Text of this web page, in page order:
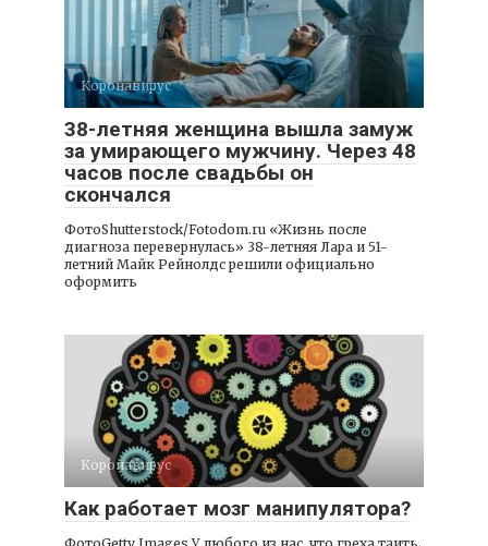
Коронавирус
38-летняя женщина вышла замуж
за умирающего мужчину. Через 48
часов после свадьбы он
скончался
ФотоShutterstock/Fotodom.ru «Жизнь после
диагноза перевернулась» 38-летняя Лара и 51-
летний Майк Рейнолдс решили официально
оформить
Коронавирус
Как работает мозг манипулятора?